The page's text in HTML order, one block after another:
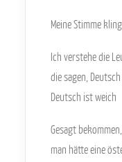
Meine Stimme
Ich verstehe die
die sagen,
Deutsch ist weich
Gesagt bekommen,
man hätte eine